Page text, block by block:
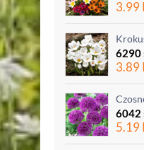
3.99
6290
3.89
6042
5.19